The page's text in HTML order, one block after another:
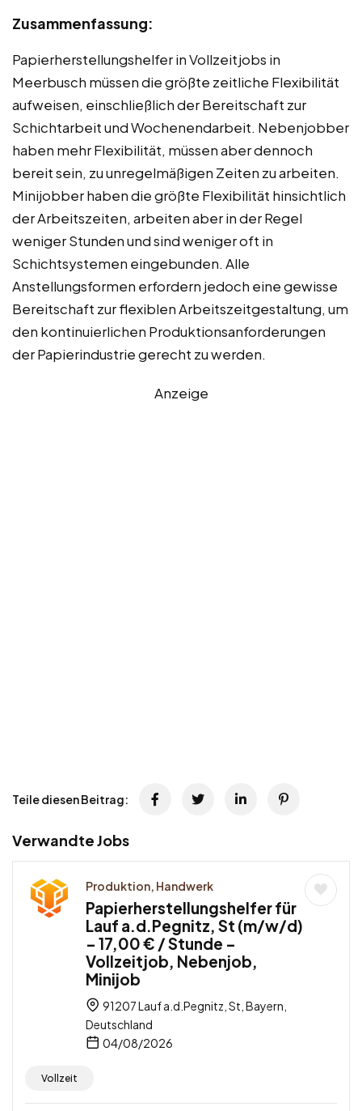
Zusammenfassung:
Papierherstellungshelfer in Vollzeitjobs in
Meerbusch müssen die größte zeitliche Flexibilität
aufweisen, einschließlich der Bereitschaft zur
Schichtarbeit und Wochenendarbeit. Nebenjobber
haben mehr Flexibilität, müssen aber dennoch
bereit sein, zu unregelmäßigen Zeiten zu arbeiten.
Minijobber haben die größte Flexibilität hinsichtlich
der Arbeitszeiten, arbeiten aber in der Regel
weniger Stunden und sind weniger oft in
Schichtsystemen eingebunden. Alle
Anstellungsformen erfordern jedoch eine gewisse
Bereitschaft zur flexiblen Arbeitszeitgestaltung, um
den kontinuierlichen Produktionsanforderungen
der Papierindustrie gerecht zu werden.
Anzeige
Teile diesen Beitrag:
Verwandte Jobs
Produktion, Handwerk
Papierherstellungshelfer für
Lauf a.d.Pegnitz, St (m/w/d)
– 17,00 € / Stunde –
Vollzeitjob, Nebenjob,
Minijob
91207 Lauf a.d.Pegnitz, St, Bayern,
Deutschland
04/08/2026
Vollzeit